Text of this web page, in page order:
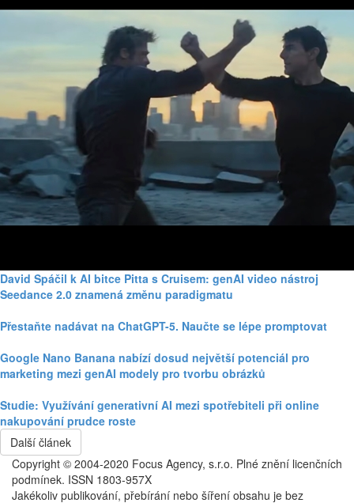
David Spáčil k AI bitce Pitta s Cruisem: genAI video nástroj
Seedance 2.0 znamená změnu paradigmatu
Přestaňte nadávat na ChatGPT-5. Naučte se lépe promptovat
Google Nano Banana nabízí dosud největší potenciál pro
marketing mezi genAI modely pro tvorbu obrázků
Studie: Využívání generativní AI mezi spotřebiteli při online
nakupování prudce roste
Další článek
Copyright © 2004-2020 Focus Agency, s.r.o. Plné znění licenčních
podmínek. ISSN 1803-957X
Jakékoliv publikování, přebírání nebo šíření obsahu je bez